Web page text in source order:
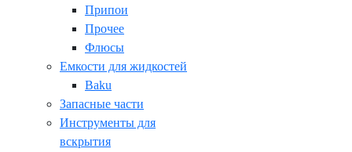
Припои
Прочее
Флюсы
Емкости для жидкостей
Baku
Запасные части
Инструменты для
вскрытия